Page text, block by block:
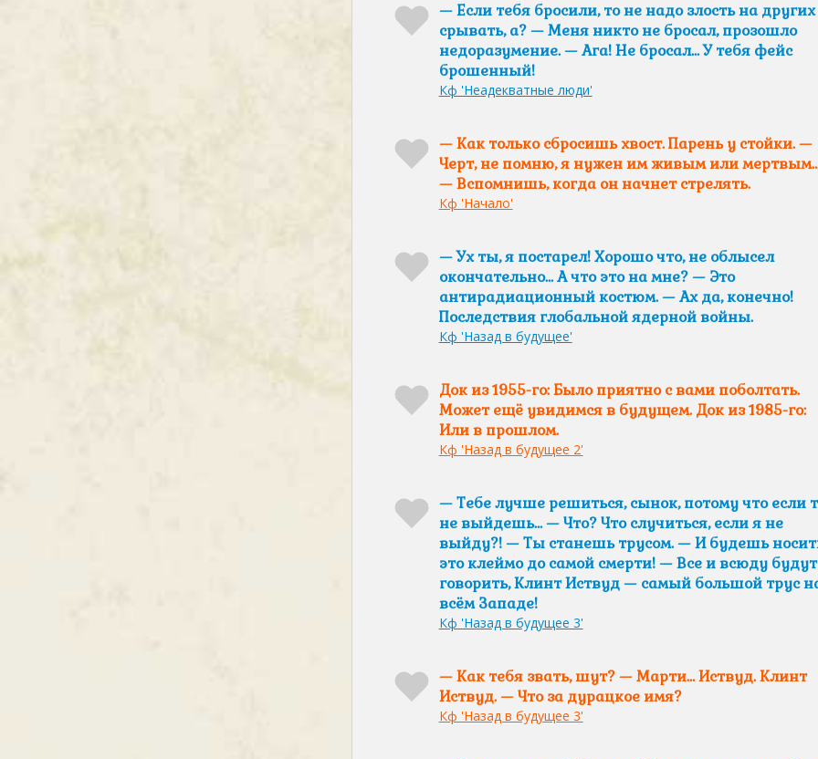
— Если тебя бросили, то не надо злость на других
срывать, а? — Меня никто не бросал, прозошло
недоразумение. — Ага! Не бросал… У тебя фейс
брошенный!
Кф 'Неадекватные люди'
— Как только сбросишь хвост. Парень у стойки. —
Черт, не помню, я нужен им живым или
— Вспомнишь, когда он начнет стрелять.
Кф 'Начало'
— Ух ты, я постарел! Хорошо что, не облысел
окончательно… А что это на мне? — Это
антирадиационный костюм. — Ах да, конечно!
Последствия глобальной ядерной войны.
Кф 'Назад в будущее'
Док из 1955-го: Было приятно с вами поболтать.
Может ещё увидимся в будущем. Док из 1985-го:
Или в прошлом.
Кф 'Назад в будущее 2'
— Тебе лучше решиться, сынок, потому что если
не выйдешь… — Что? Что случиться, если я не
выйду?! — Ты станешь трусом. — И будешь
это клеймо до самой смерти! — Все и всюду будут
говорить, Клинт Иствуд — самый большой трус
всём Западе!
Кф 'Назад в будущее 3'
— Как тебя звать, шут? — Марти… Иствуд. Клинт
Иствуд. — Что за дурацкое имя?
Кф 'Назад в будущее 3'